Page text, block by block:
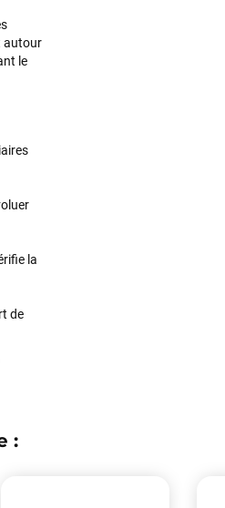
autour
le
la
de
:
je galérais à remplacer ma board
laquelle je n'aurais jamais pensé !
AVIS